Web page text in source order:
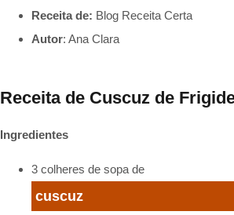
Receita de: Blog Receita Certa
Autor: Ana Clara
Receita de Cuscuz de
Ingredientes
3 colheres de sopa de
cuscuz